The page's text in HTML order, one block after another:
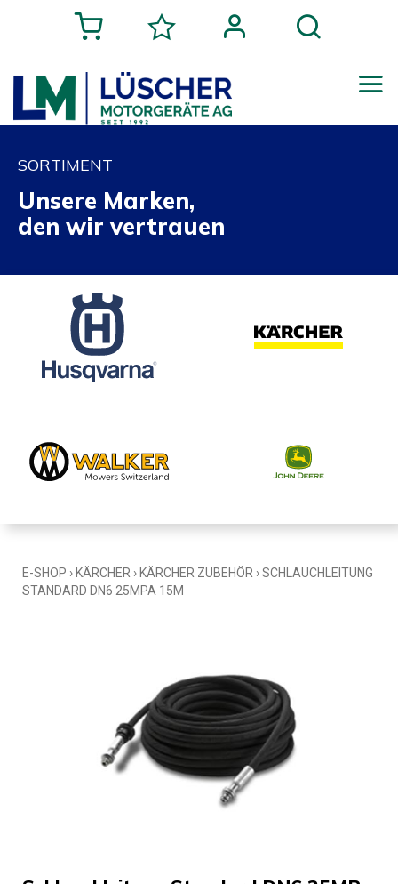
SORTIMENT
Unsere Marken,
den wir vertrauen
E-SHOP › KÄRCHER › KÄRCHER ZUBEHÖR ›SCHLAUCHLEITUNG
STANDARD DN6 25MPA 15M